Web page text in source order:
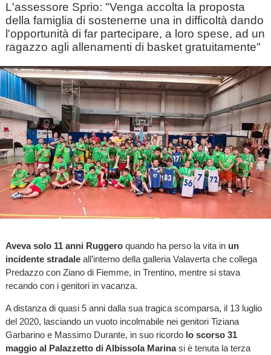
L'assessore Sprio: "Venga accolta la proposta
della famiglia di sostenerne una in difficoltà dando
l'opportunità di far partecipare, a loro spese, ad un
ragazzo agli allenamenti di basket gratuitamente"
Aveva solo 11 anni Ruggeroquando ha perso la vita in un
incidente stradaleall’interno della galleria Valaverta che collega
Predazzo con Ziano di Fiemme, in Trentino, mentre si stava
recando con i genitori in vacanza.
A distanza di quasi 5 anni dalla sua tragica scomparsa, il 13 luglio
del 2020, lasciando un vuoto incolmabile nei genitori Tiziana
Garbarino e Massimo Durante, in suo ricordo lo scorso 31
maggio al Palazzetto di Albissola Marinasi è tenuta la terza